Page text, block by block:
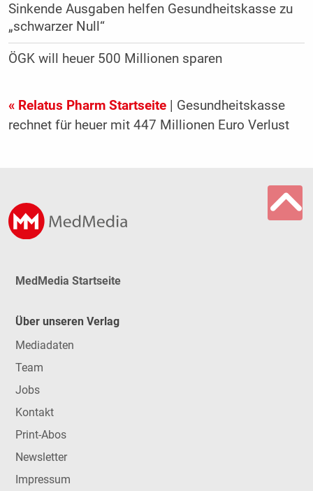
Sinkende Ausgaben helfen Gesundheitskasse zu
„schwarzer Null“
ÖGK will heuer 500 Millionen sparen
« Relatus Pharm Startseite| Gesundheitskasse
rechnet für heuer mit 447 Millionen Euro Verlust
MedMedia Startseite
Über unseren Verlag
Mediadaten
Team
Jobs
Kontakt
Print-Abos
Newsletter
Impressum